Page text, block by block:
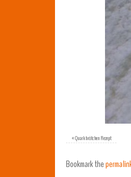
«Quarkbrötchen Rezept
Bookmark the